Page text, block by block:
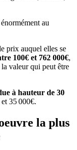
au
prix auquel elles se
100€ et 762 000€,
valeur qui peut être
à hauteur de 30
35 000€.
la plus